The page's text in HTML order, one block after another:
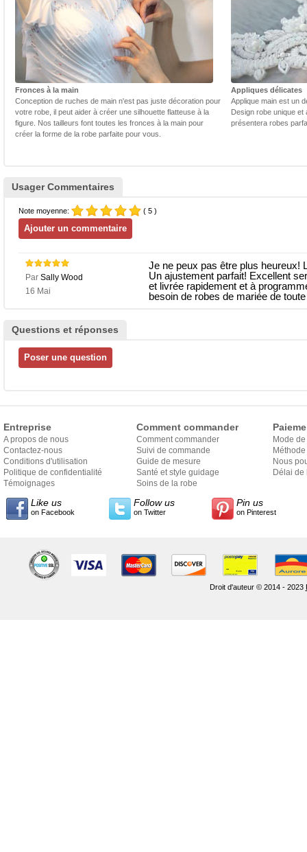
Fronces à la main
Conception de ruches de main n'est pas juste décoration pour
votre robe, il peut aider à créer une silhouette flatteuse à la
figure. Nos tailleurs font toutes les fronces à la main pour
créer la forme de la robe parfaite pour vous.
Appliques délicates
Applique main est un
Design robe unique et
présentera robes
Usager Commentaires
Note moyenne: ( 5 )
Par Sally Wood
16 Mai
Je ne peux pas être plus heureux!
Un ajustement parfait! Excellent
et livrée rapidement et à
besoin de robes de mariée de
Questions et réponses
Entreprise
A propos de nous
Contactez-nous
Conditions d'utilisation
Politique de confidentialité
Témoignages
Comment commander
Comment commander
Suivi de commande
Guide de mesure
Santé et style guidage
Soins de la robe
Mode
Nous
Délai de
Like us
on Facebook
Follow us
on Twitter
Pin us
on Pinterest
Droit d'auteur © 2014 - 2023